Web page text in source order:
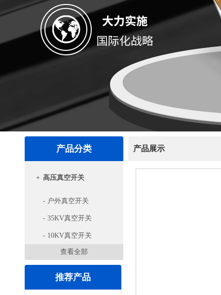
产品分类
+ 高压真空开关
- 户外真空开关
- 35KV真空开关
- 10KV真空开关
查看全部
推荐产品
产品展示